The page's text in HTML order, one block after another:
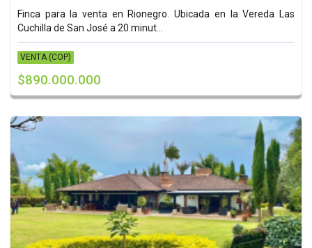
Finca para la venta en Rionegro. Ubicada en la Vereda Las
Cuchilla de San José a 20 minut...
VENTA (COP)
$890.000.000